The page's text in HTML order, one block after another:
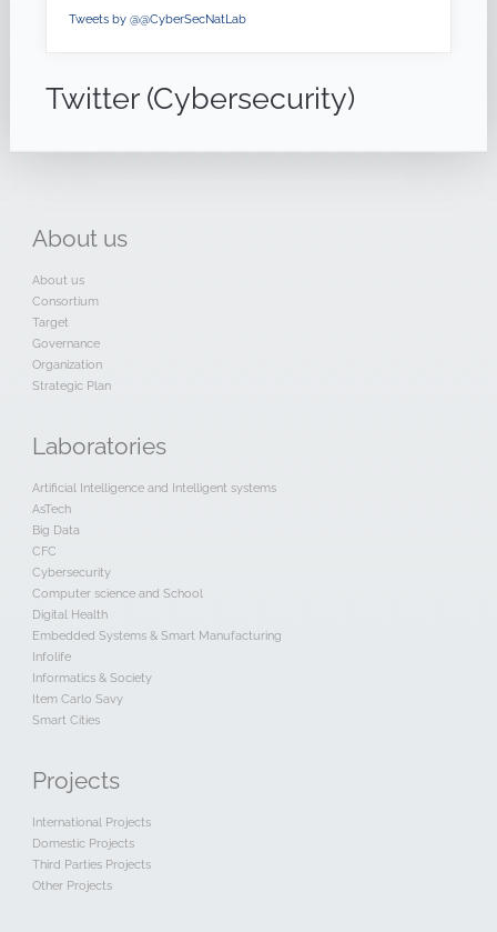
Tweets by @@CyberSecNatLab
Twitter (Cybersecurity)
About us
About us
Consortium
Target
Governance
Organization
Strategic Plan
Laboratories
Artificial Intelligence and Intelligent systems
AsTech
Big Data
CFC
Cybersecurity
Computer science and School
Digital Health
Embedded Systems & Smart Manufacturing
Infolife
Informatics & Society
Item Carlo Savy
Smart Cities
Projects
International Projects
Domestic Projects
Third Parties Projects
Other Projects